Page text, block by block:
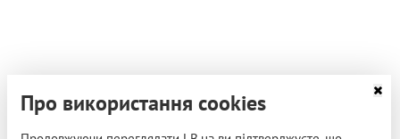
Про використання cookies